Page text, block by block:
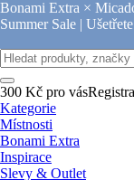
Bonami Extra ×
Summer Sale |
300 Kč pro vás
Kategorie
Místnosti
Bonami Extra
Inspirace
Slevy & Outlet